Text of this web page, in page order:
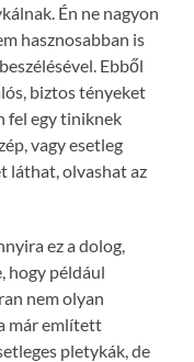
Én ne nagyon
hasznosabban is
Ebből
biztos tényeket
fel egy tiniknek
vagy esetleg
láthat, olvashat az
ez a dolog,
hogy például
nem olyan
már említett
pletykák, de